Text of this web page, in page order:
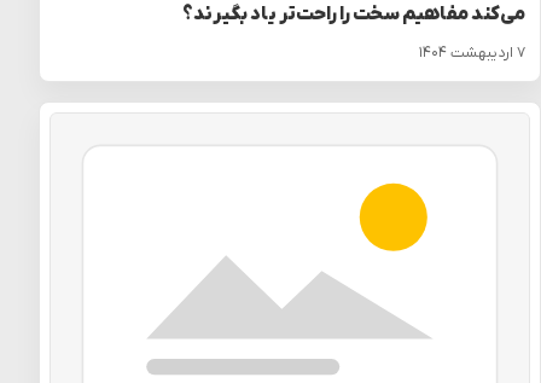
می‌کند مفاهیم سخت را راحت‌تر یاد بگیرند؟
۷ اردیبهشت ۱۴۰۴